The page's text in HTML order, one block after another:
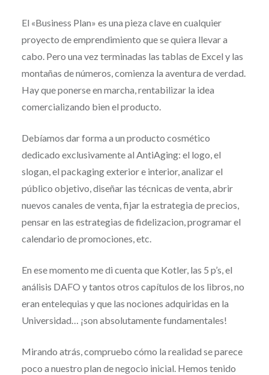
El «Business Plan» es una pieza clave en cualquier
proyecto de emprendimiento que se quiera llevar a
cabo. Pero una vez terminadas las tablas de Excel y las
montañas de números, comienza la aventura de verdad.
Hay que ponerse en marcha, rentabilizar la idea
comercializando bien el producto.
Debíamos dar forma a un producto cosmético
dedicado exclusivamente al AntiAging: el logo, el
slogan, el packaging exterior e interior, analizar el
público objetivo, diseñar las técnicas de venta, abrir
nuevos canales de venta, fijar la estrategia de precios,
pensar en las estrategias de fidelizacion, programar el
calendario de promociones, etc.
En ese momento me di cuenta que Kotler, las 5 p’s, el
análisis DAFO y tantos otros capítulos de los libros, no
eran entelequias y que las nociones adquiridas en la
Universidad… ¡son absolutamente fundamentales!
Mirando atrás, compruebo cómo la realidad se parece
poco a nuestro plan de negocio inicial. Hemos tenido